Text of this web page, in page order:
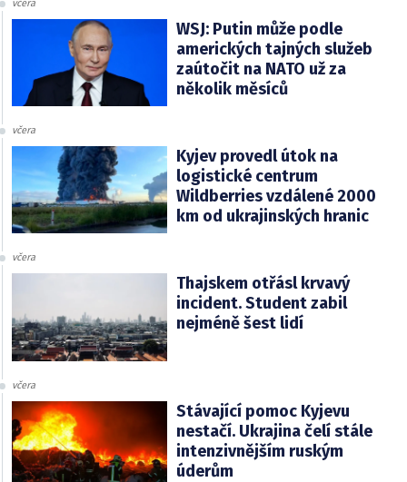
včera
WSJ: Putin může podle
amerických tajných služeb
zaútočit na NATO už za
několik měsíců
včera
Kyjev provedl útok na
logistické centrum
Wildberries vzdálené 2000
km od ukrajinských hranic
včera
Thajskem otřásl krvavý
incident. Student zabil
nejméně šest lidí
včera
Stávající pomoc Kyjevu
nestačí. Ukrajina čelí stále
intenzivnějším ruským
úderům